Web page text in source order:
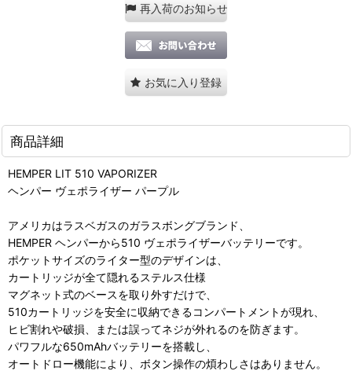
再入荷のお知らせ
お気に入り登録
商品詳細
HEMPER LIT 510 VAPORIZER
ヘンパー ヴェポライザー パープル
アメリカはラスベガスのガラスボングブランド、
HEMPER ヘンパーから510 ヴェポライザーバッテリーです。
ポケットサイズのライター型のデザインは、
カートリッジが全て隠れるステルス仕様
マグネット式のベースを取り外すだけで、
510カートリッジを安全に収納できるコンパートメントが現れ、
ヒビ割れや破損、または誤ってネジが外れるのを防ぎます。
パワフルな650mAhバッテリーを搭載し、
オートドロー機能により、ボタン操作の煩わしさはありません。